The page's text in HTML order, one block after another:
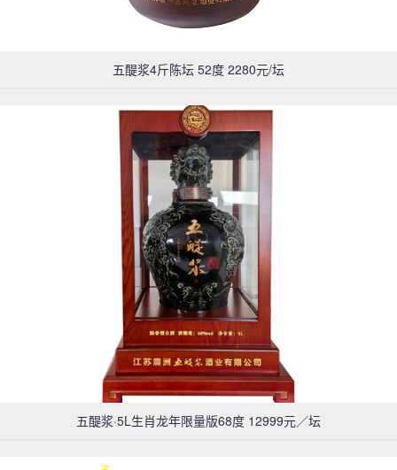
五醍浆4斤陈坛 52度 2280元/坛
五醍浆·5L生肖龙年限量版68度 12999元／坛